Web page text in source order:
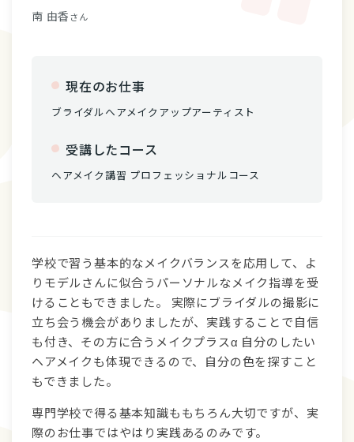
南 由香さん
現在のお仕事
ブライダルヘアメイクアップアーティスト
受講したコース
ヘアメイク講習 プロフェッショナルコース
学校で習う基本的なメイクバランスを応用して、よ
りモデルさんに似合うパーソナルなメイク指導を受
けることもできました。 実際にブライダルの撮影に
立ち会う機会がありましたが、実践することで自信
も付き、その方に合うメイクプラスα 自分のしたい
ヘアメイクも体現できるので、自分の色を探すこと
もできました。
専門学校で得る基本知識ももちろん大切ですが、実
際のお仕事ではやはり実践あるのみです。